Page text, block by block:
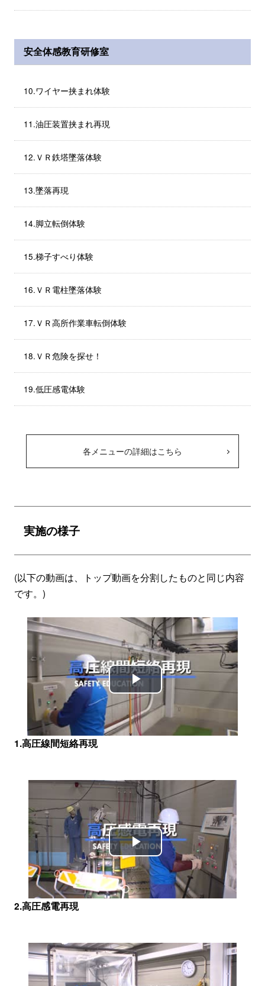
安全体感教育研修室
10.ワイヤー挟まれ体験
11.油圧装置挟まれ再現
12.ＶＲ鉄塔墜落体験
13.墜落再現
14.脚立転倒体験
15.梯子すべり体験
16.ＶＲ電柱墜落体験
17.ＶＲ高所作業車転倒体験
18.ＶＲ危険を探せ！
19.低圧感電体験
各メニューの詳細はこちら
実施の様子
(以下の動画は、トップ動画を分割したものと同じ内容
です。)
Play
Video
1.高圧線間短絡再現
Play
Video
2.高圧感電再現